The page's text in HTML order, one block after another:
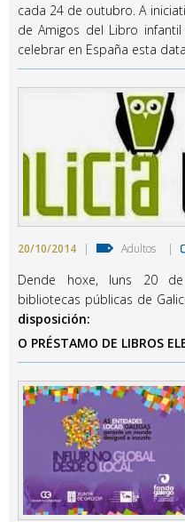
cada 24 de outubro. A
de Amigos del Libro infantil
celebrar en España esta
20/10/2014 | Adultos |
Dende hoxe, luns 20
bibliotecas públicas de
disposición:
O PRÉSTAMO DE LIBROS